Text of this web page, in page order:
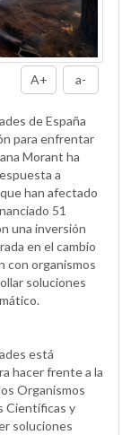
A+ a-
de España
para enfrentar
Morant ha
a
han afectado
51
una inversión
en el cambio
con organismos
soluciones
está
hacer frente a la
Organismos
Científicas y
soluciones